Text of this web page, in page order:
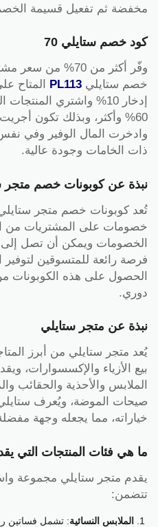
مخفضة ثم تفعيل قسيمة
كود خصم ستايلي 70
وفّر أكثر من 70%
خصم ستايلي PL113
المتاح
إدخار 10% واشتري
60% وأكثر، وبذلك تكون
وادخرت المال الوفير وفي
ذات الخامات وجودة عالية.
نبذة عن كوبونات خصم متجر
تُعد كوبونات خصم متجر ستايلي
خصومات على المشتريات من
فرصة رائعة للمتسوقين لتوفير
الحصول على هذه
دوري.
نبذة عن متجر ستايلي
يُعد متجر ستايلي من أبرز
بيع الأزياء والإكسسوارات،
الملابس والأحذية والحقائب
صيحات الموضة، ويُعرف ستايلي
خياراته، مما يجعله وجهة
ما هي فئات المنتجات التي
يقدم متجر ستايلي مجموعة
تتضمن:
الملابس النسائية: تشمل فساتين